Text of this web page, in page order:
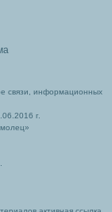
связи, информационных
г.